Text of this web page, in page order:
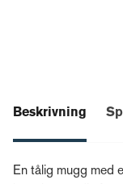
Beskrivning
En tålig mugg med